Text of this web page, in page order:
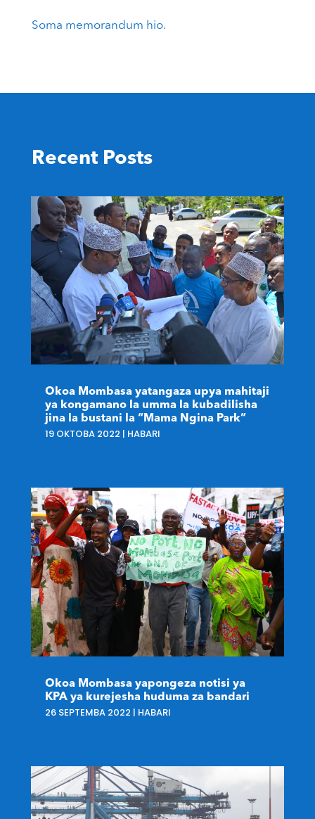
Soma memorandum hio.
Recent Posts
Okoa Mombasa yatangaza upya mahitaji
ya kongamano la umma la kubadilisha
jina la bustani la “Mama Ngina Park”
19 OKTOBA 2022 | HABARI
Okoa Mombasa yapongeza notisi ya
KPA ya kurejesha huduma za bandari
26 SEPTEMBA 2022 | HABARI